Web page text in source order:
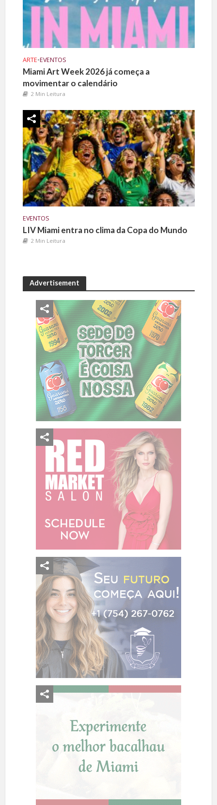
ARTE•EVENTOS
Miami Art Week 2026 já começa a
movimentar o calendário
2 Min Leitura
EVENTOS
LIV Miami entra no clima da Copa do Mundo
2 Min Leitura
Advertisement